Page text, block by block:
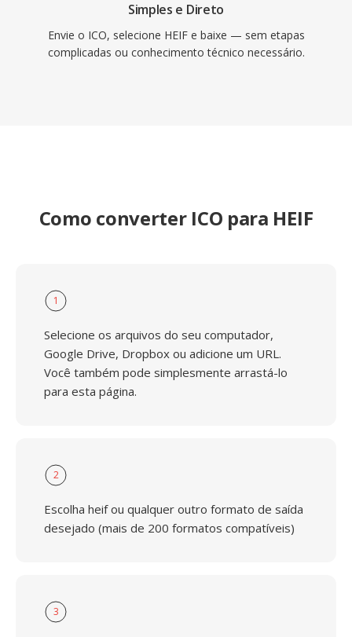
Simples e Direto
Envie o ICO, selecione HEIF e baixe — sem etapas
complicadas ou conhecimento técnico necessário.
Como converter ICO para HEIF
1
Selecione os arquivos do seu computador,
Google Drive, Dropbox ou adicione um URL.
Você também pode simplesmente arrastá-lo
para esta página.
2
Escolha heif ou qualquer outro formato de saída
desejado (mais de 200 formatos compatíveis)
3